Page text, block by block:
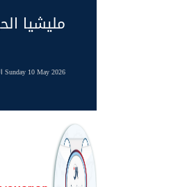
مليشيا
Sunday 10 May 2026 الساعة 10:15 pm